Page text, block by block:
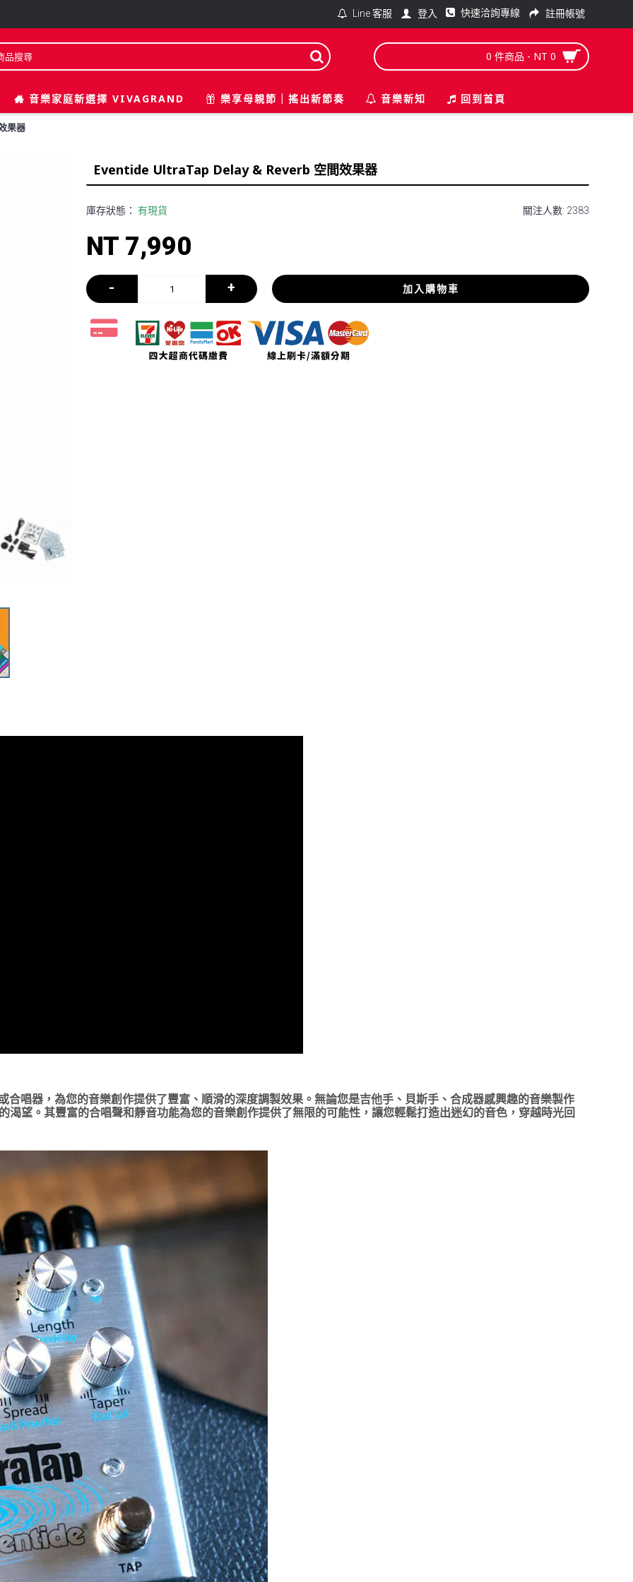
Line 客服 登入 快速洽詢專線 註冊帳號
0 件商品 - NT 0
音樂家庭新選擇 VIVAGRAND 樂享母親節｜搖出新節奏 音樂新知 回到首頁
果器
Eventide UltraTap Delay & Reverb 空間效果器
關注人數: 2383
庫存狀態： 有現貨
NT 7,990
- + 加入購物車
合唱器，為您的音樂創作提供了豐富、順滑的深度調製效果。無論您是吉他手、貝斯手、合成器感興趣的音樂製作
望。其豐富的合唱聲和靜音功能為您的音樂創作提供了無限的可能性，讓您輕鬆打造出迷幻的音色，穿越時光回